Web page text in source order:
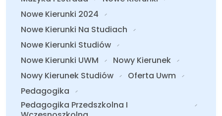
Nowe Kierunki 2024
Nowe Kierunki Na Studiach
Nowe Kierunki Studiów
Nowe Kierunki UWM
Nowy Kierunek
Nowy Kierunek Studiów
Oferta Uwm
Pedagogika
Pedagogika Przedszkolna I